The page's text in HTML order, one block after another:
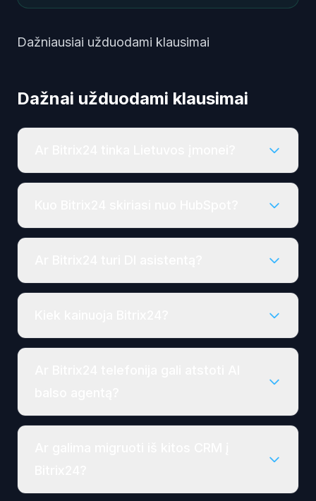
Dažniausiai užduodami klausimai
Dažnai užduodami klausimai